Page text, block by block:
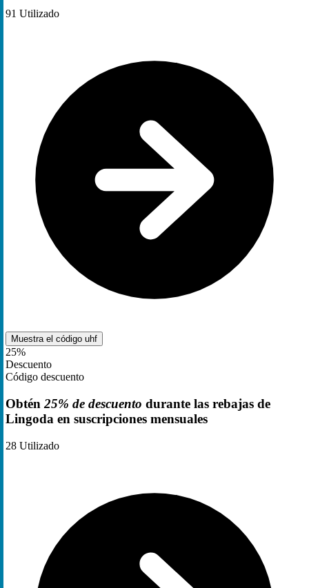
91 Utilizado
Muestra el código uhf
25%
Descuento
Código descuento
Obtén 25% de descuento durante las rebajas de
Lingoda en suscripciones mensuales
28 Utilizado